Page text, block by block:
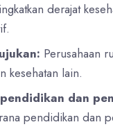
derajat
Perusahaan
kesehatan lain.
dan
pendidikan dan